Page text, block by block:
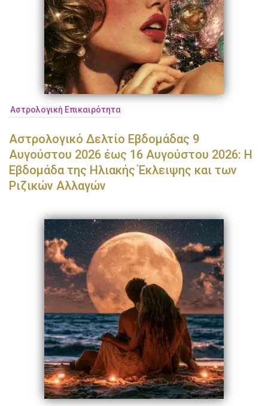
Αστρολογική Επικαιρότητα
Αστρολογικό Δελτίο Εβδομάδας 9
Αυγούστου 2026 έως 16 Αυγούστου 2026: Η
Εβδομάδα της Ηλιακής Έκλειψης και των
Ριζικών Αλλαγών